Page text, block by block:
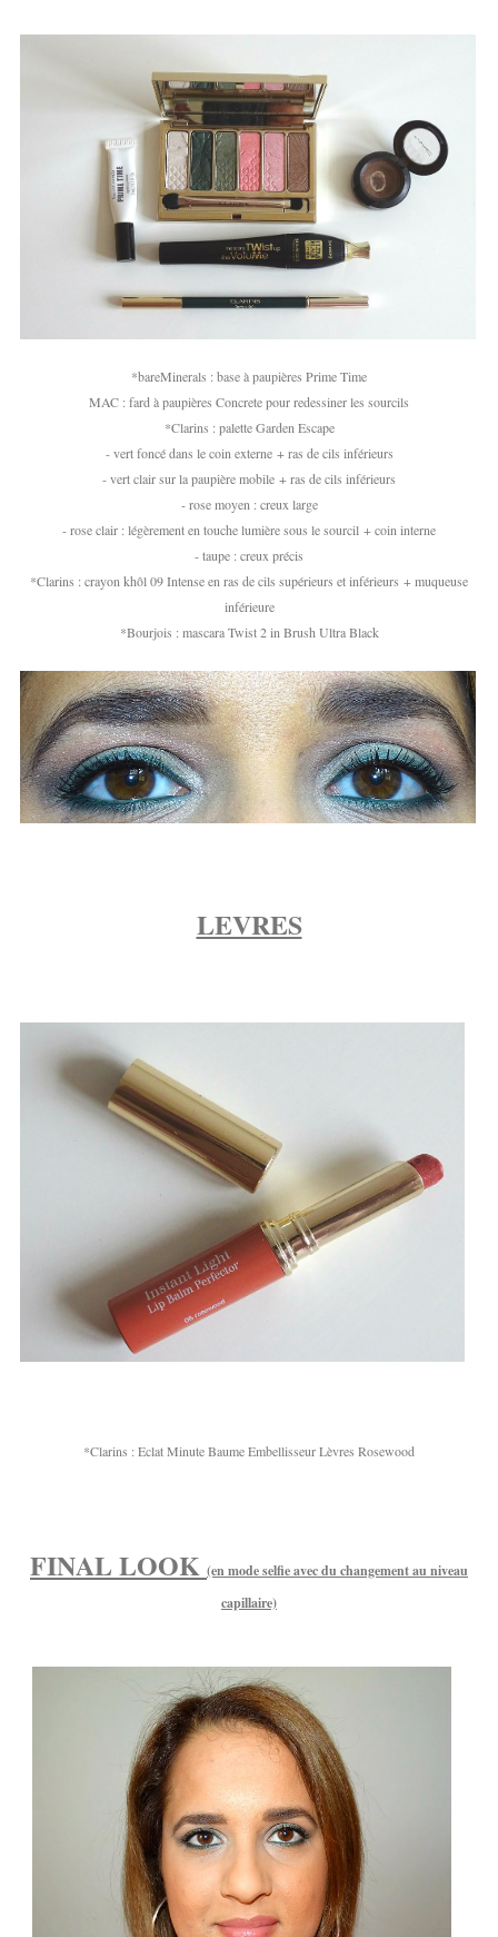
*bareMinerals : base à paupières Prime Time
MAC : fard à paupières Concrete pour redessiner les sourcils
*Clarins : palette Garden Escape
- vert foncé dans le coin externe + ras de cils inférieurs
- vert clair sur la paupière mobile + ras de cils inférieurs
- rose moyen : creux large
- rose clair : légèrement en touche lumière sous le sourcil + coin interne
- taupe : creux précis
*Clarins : crayon khôl 09 Intense en ras de cils supérieurs et inférieurs + muqueuse
inférieure
*Bourjois : mascara Twist 2 in Brush Ultra Black
LEVRES
*Clarins : Eclat Minute Baume Embellisseur Lèvres Rosewood
FINAL LOOK (en mode selfie avec du changement au niveau
capillaire)